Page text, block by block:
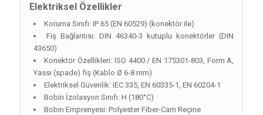
Elektriksel Özellikler
Koruma Sınıfı: IP 65 (EN 60529) (konektör ile)
Fiş Bağlantısı: DIN 46340-3 kutuplu konektörler (DIN
43650)
Konektör Özellikleri: ISO 4400 / EN 175301-803, Form A,
Yassı (spade) fiş (Kablo Ø 6-8 mm)
Elektriksel Güvenlik: IEC 335, EN 60335-1, EN 60204-1
Bobin İzolasyon Sınıfı: H (180°C)
Bobin Emprenyesi: Polyester Fiber-Cam Reçine